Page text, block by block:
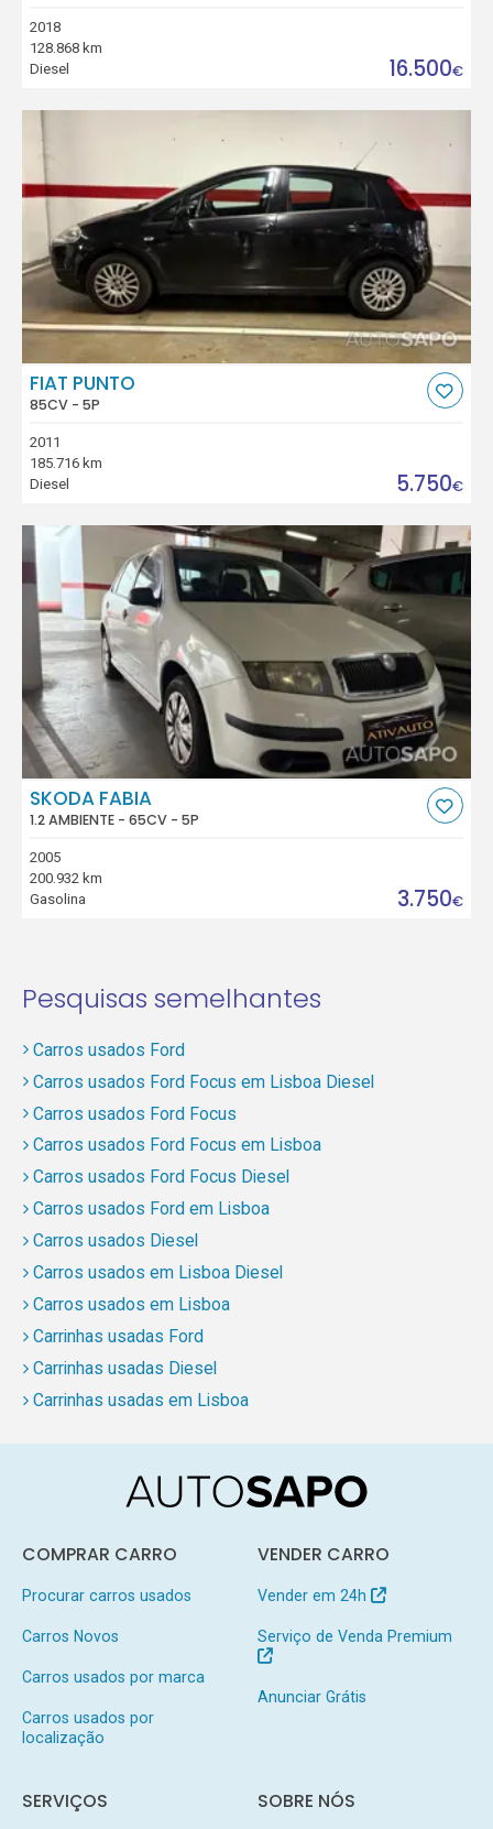
2018
128.868 km
Diesel
16.500€
FIAT PUNTO
85CV - 5P
2011
185.716 km
Diesel
5.750€
SKODA FABIA
1.2 AMBIENTE - 65CV - 5P
2005
200.932 km
Gasolina
3.750€
Pesquisas semelhantes
Carros usados Ford
Carros usados Ford Focus em Lisboa Diesel
Carros usados Ford Focus
Carros usados Ford Focus em Lisboa
Carros usados Ford Focus Diesel
Carros usados Ford em Lisboa
Carros usados Diesel
Carros usados em Lisboa Diesel
Carros usados em Lisboa
Carrinhas usadas Ford
Carrinhas usadas Diesel
Carrinhas usadas em Lisboa
COMPRAR CARRO
Procurar carros usados
Carros Novos
Carros usados por marca
Carros usados por
localização
VENDER CARRO
Vender em 24h
Serviço de Venda Premium
Anunciar Grátis
SERVIÇOS SOBRE NÓS